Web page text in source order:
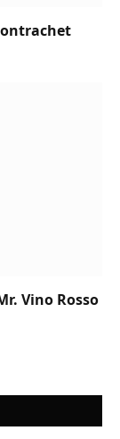
Vino Rosso